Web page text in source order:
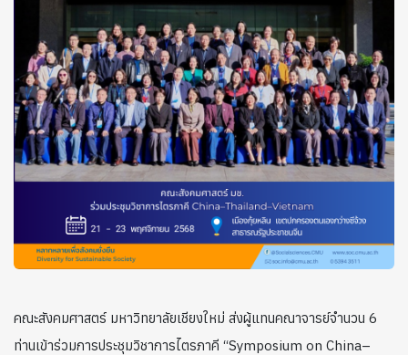
คณะสังคมศาสตร์ มหาวิทยาลัยเชียงใหม่ ส่งผู้แทนคณาจารย์จำนวน 6
ท่านเข้าร่วมการประชุมวิชาการไตรภาคี “Symposium on China–